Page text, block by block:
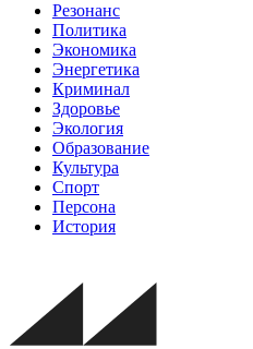
Резонанс
Политика
Экономика
Энергетика
Криминал
Здоровье
Экология
Образование
Культура
Спорт
Персона
История